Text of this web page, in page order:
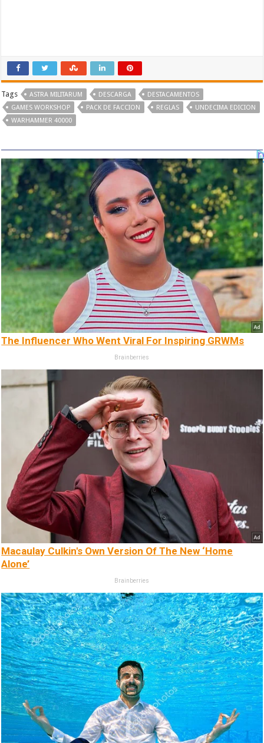
Tags ASTRA MILITARUM DESCARGA
DESTACAMENTOS
GAMES WORKSHOP
PACK DE FACCION REGLAS
UNDECIMA EDICION
WARHAMMER 40000
The Influencer Who Went Viral For Inspiring GRWMs
Brainberries
Macaulay Culkin's Own Version Of The New ‘Home
Alone’
Brainberries